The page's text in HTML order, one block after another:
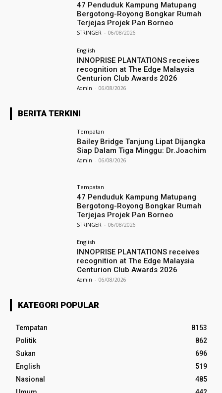
47 Penduduk Kampung Matupang
Bergotong-Royong Bongkar Rumah
Terjejas Projek Pan Borneo
STRINGER - 06/08/2026
English
INNOPRISE PLANTATIONS receives
recognition at The Edge Malaysia
Centurion Club Awards 2026
Admin - 06/08/2026
BERITA TERKINI
Tempatan
Bailey Bridge Tanjung Lipat Dijangka
Siap Dalam Tiga Minggu: Dr.Joachim
Admin - 06/08/2026
Tempatan
47 Penduduk Kampung Matupang
Bergotong-Royong Bongkar Rumah
Terjejas Projek Pan Borneo
STRINGER - 06/08/2026
English
INNOPRISE PLANTATIONS receives
recognition at The Edge Malaysia
Centurion Club Awards 2026
Admin - 06/08/2026
KATEGORI POPULAR
Tempatan
8153
Politik
862
Sukan
696
English
519
Nasional
485